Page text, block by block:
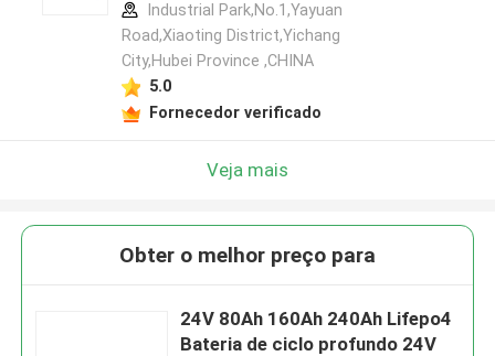
Industrial Park,No.1,Yayuan
Road,Xiaoting District,Yichang
City,Hubei Province ,CHINA
5.0
Fornecedor verificado
Veja mais
Obter o melhor preço para
24V 80Ah 160Ah 240Ah Lifepo4
Bateria de ciclo profundo 24V